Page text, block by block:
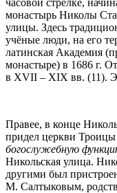
монастырь Николы
улицы. Здесь
учёные люди, на его
латинская Академия
монастыре) в 1686 г.
в XVII – XIX вв. (11).
Правее, в конце
придел церкви
богослужебную
Никольская улица.
другими был
М. Салтыковым,